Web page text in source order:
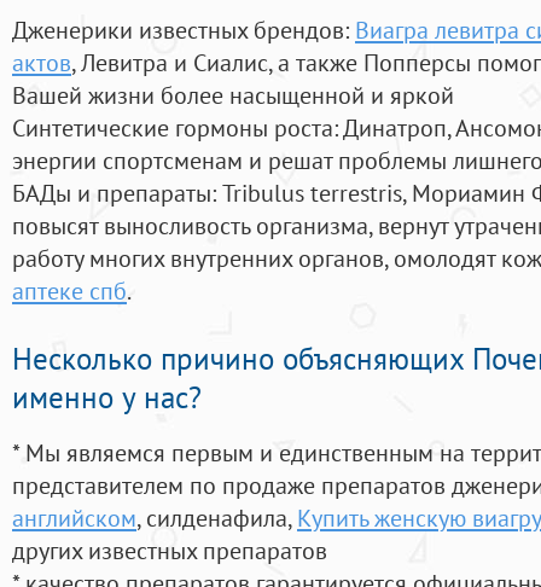
Дженерики известных брендов: Виагра левитра
актов, Левитра и Сиалис, а также Попперсы
Вашей жизни более насыщенной и яркой
Синтетические гормоны роста: Динатроп,
энергии спортсменам и решат проблемы
БАДы и препараты:Tribulus terrestris, Мориамин
повысят выносливость организма, вернут
работу многих внутренних органов, омолодят
аптеке спб.
Несколько причино объясняющих
именно у нас?
* Мы являемся первым и единственным на
представителем по продаже препаратов
английском, силденафила, Купить женскую
других известных препаратов